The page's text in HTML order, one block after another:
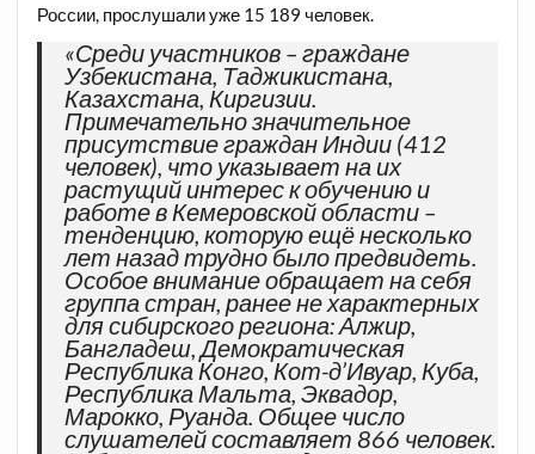
России, прослушали уже 15 189 человек.
«Среди участников – граждане
Узбекистана, Таджикистана,
Казахстана, Киргизии.
Примечательно значительное
присутствие граждан Индии (412
человек), что указывает на их
растущий интерес к обучению и
работе в Кемеровской области –
тенденцию, которую ещё несколько
лет назад трудно было предвидеть.
Особое внимание обращает на себя
группа стран, ранее не характерных
для сибирского региона: Алжир,
Бангладеш, Демократическая
Республика Конго, Кот-д’Ивуар, Куба,
Республика Мальта, Эквадор,
Марокко, Руанда. Общее число
слушателей составляет 866 человек.